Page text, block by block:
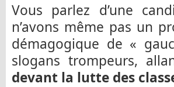
Vous parlez d’une
n’avons même pas un
démagogique de «
slogans trompeurs,
devant la lutte des